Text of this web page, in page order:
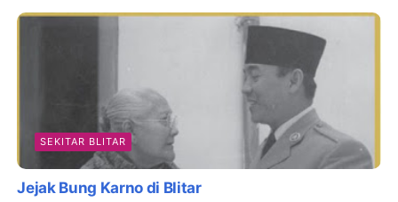
SEKITAR BLITAR
Jejak Bung Karno di Blitar